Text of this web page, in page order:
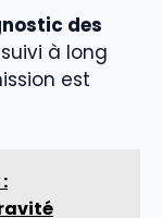
des
à long
est